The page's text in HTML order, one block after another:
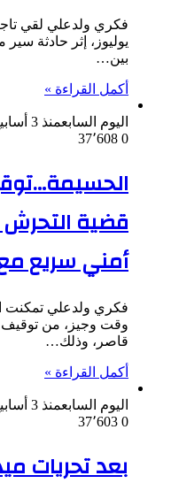
يوليوز، إثر حادثة
بين…
أكمل القراءة »
اليوم السابعمنذ 3 أسابيع
0
قضية
أمني سريع
فكري ولدعلي تمكنت
وقت وجيز، من
قاصر، وذلك…
أكمل القراءة »
اليوم السابعمنذ 3 أسابيع
0
بعد تحريات